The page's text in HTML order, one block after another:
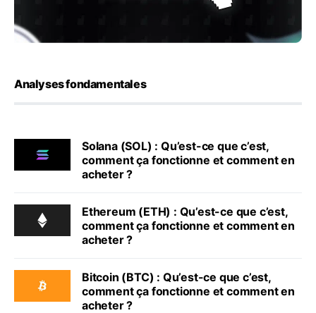
Analyses fondamentales
Solana (SOL) : Qu’est-ce que c’est,
comment ça fonctionne et comment en
acheter ?
Ethereum (ETH) : Qu’est-ce que c’est,
comment ça fonctionne et comment en
acheter ?
Bitcoin (BTC) : Qu’est-ce que c’est,
comment ça fonctionne et comment en
acheter ?